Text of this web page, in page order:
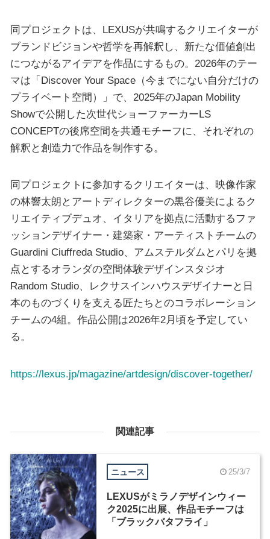
同プロジェクトは、LEXUSが共鳴するクリエイターが
ブランドビジョンや哲学を再解釈し、新たな価値創出
につながるアイデアを作品にするもの。2026年のテー
マは「Discover Your Space（今までにない自分だけの
プライベート空間）」で、2025年のJapan Mobility
Showで公開した次世代ショーファーカーLS
CONCEPTの後席空間を共通モチーフに、それぞれの
解釈と創造力で作品を制作する。
同プロジェクトに参加するクリエイターは、映像作家
の林響太朗とアートディレクターの黒谷優美によるク
リエイティブデュオ、イタリアを拠点に活動するファ
ッションデザイナー・建築家・アーティストチームの
Guardini Ciuffreda Studio、アムステルダムとパリを拠
点とするオランダの空間体験デザインスタジオ
Random Studio、レクサスインハウスデザイナーと日
本のものづくりを支える匠たちとのコラボレーション
チームの4組。作品公開は2026年2月頃を予定してい
る。
https://lexus.jp/magazine/artdesign/discover-together/
関連記事
ニュース 25/3/7
LEXUSがミラノデザインウィー
ク2025に出展、作品モチーフは
「ブラックバタフライ」